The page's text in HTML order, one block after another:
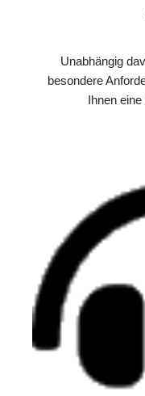
Unabhängig
besondere
Ihnen